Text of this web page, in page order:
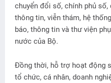
chuyển đổi số, chính phủ
thông tin, viễn thám, hệ
báo, thông tin và thư viện
nước của Bộ.
Đồng thời, hỗ trợ hoạt động
tổ chức, cá nhân, doanh